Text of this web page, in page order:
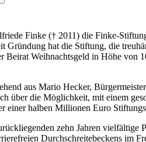
Finke († 2011) die Finke-
Gründung hat die Stiftung, die
Beirat Weihnachtsgeld in Höhe
aus Mario Hecker,
über die Möglichkeit, mit einem
einer halben Millionen Euro
zehn Jahren vielfältige
Durchschreitebeckens im